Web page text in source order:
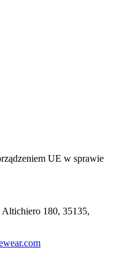
UE w sprawie
180, 35135,